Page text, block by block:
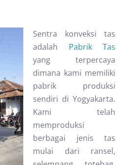
Sentra konveksi tas
adalah Pabrik Tas
yang terpercaya
dimana kami memiliki
pabrik produksi
sendiri di Yogyakarta.
Kami telah
memproduksi
berbagai jenis tas
mulai dari ransel,